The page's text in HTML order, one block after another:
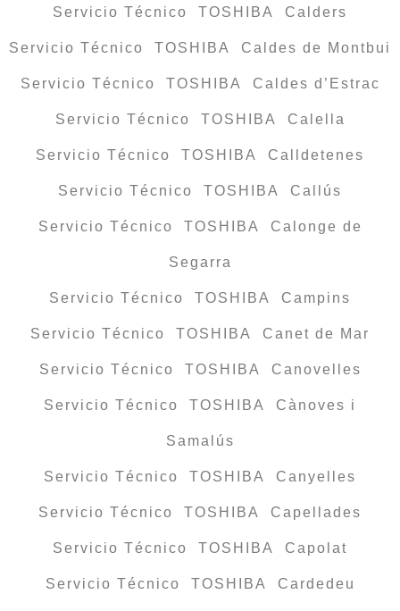
Servicio Técnico TOSHIBA Calders
Servicio Técnico TOSHIBA Caldes de Montbui
Servicio Técnico TOSHIBA Caldes d’Estrac
Servicio Técnico TOSHIBA Calella
Servicio Técnico TOSHIBA Calldetenes
Servicio Técnico TOSHIBA Callús
Servicio Técnico TOSHIBA Calonge de
Segarra
Servicio Técnico TOSHIBA Campins
Servicio Técnico TOSHIBA Canet de Mar
Servicio Técnico TOSHIBA Canovelles
Servicio Técnico TOSHIBA Cànoves i
Samalús
Servicio Técnico TOSHIBA Canyelles
Servicio Técnico TOSHIBA Capellades
Servicio Técnico TOSHIBA Capolat
Servicio Técnico TOSHIBA Cardedeu